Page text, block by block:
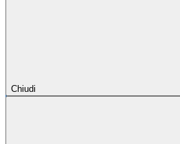
Chiudi